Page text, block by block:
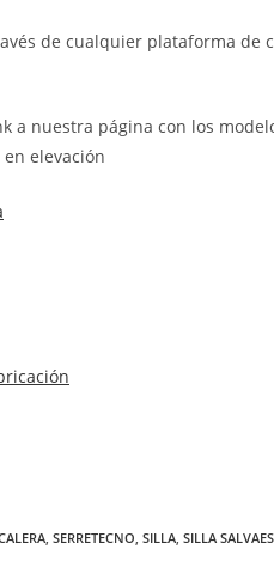
de cualquier plataforma de
a nuestra página con los
elevación
, SERRETECNO, SILLA, SILLA